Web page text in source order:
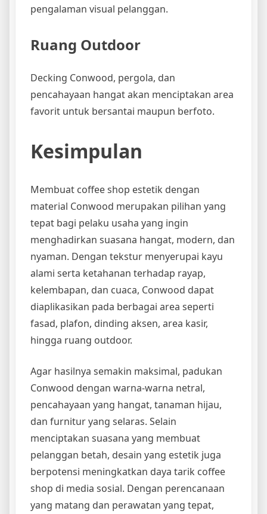
pengalaman visual pelanggan.
Ruang Outdoor
Decking Conwood, pergola, dan
pencahayaan hangat akan menciptakan area
favorit untuk bersantai maupun berfoto.
Kesimpulan
Membuat coffee shop estetik dengan
material Conwood merupakan pilihan yang
tepat bagi pelaku usaha yang ingin
menghadirkan suasana hangat, modern, dan
nyaman. Dengan tekstur menyerupai kayu
alami serta ketahanan terhadap rayap,
kelembapan, dan cuaca, Conwood dapat
diaplikasikan pada berbagai area seperti
fasad, plafon, dinding aksen, area kasir,
hingga ruang outdoor.
Agar hasilnya semakin maksimal, padukan
Conwood dengan warna-warna netral,
pencahayaan yang hangat, tanaman hijau,
dan furnitur yang selaras. Selain
menciptakan suasana yang membuat
pelanggan betah, desain yang estetik juga
berpotensi meningkatkan daya tarik coffee
shop di media sosial. Dengan perencanaan
yang matang dan perawatan yang tepat,